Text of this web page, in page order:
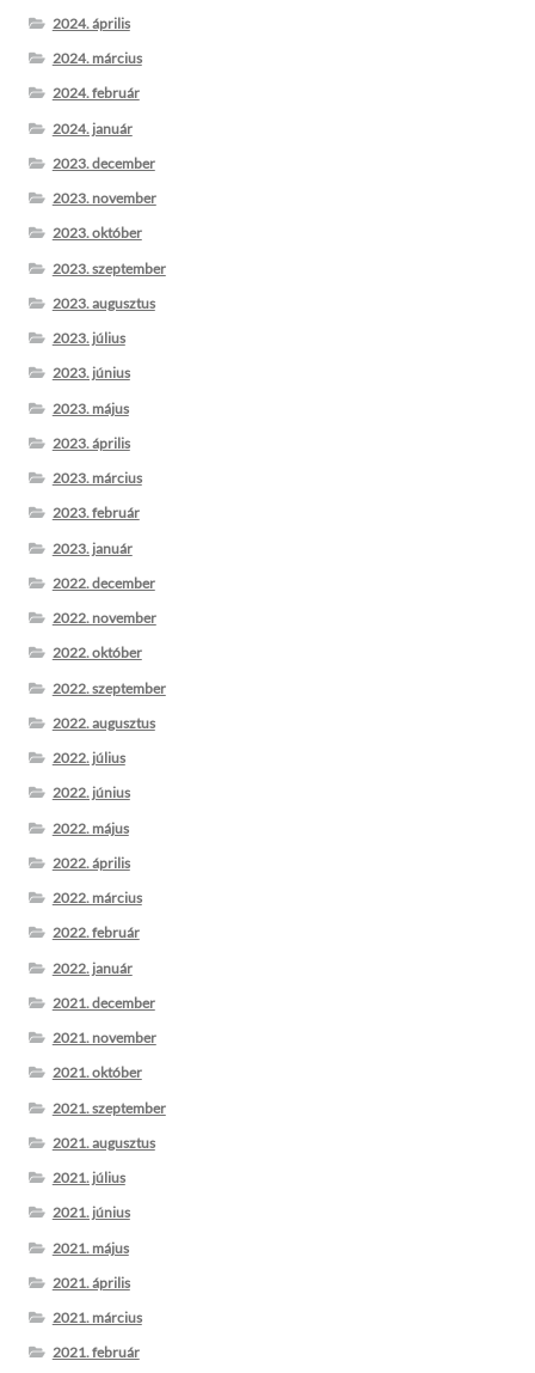
2024. április
2024. március
2024. február
2024. január
2023. december
2023. november
2023. október
2023. szeptember
2023. augusztus
2023. július
2023. június
2023. május
2023. április
2023. március
2023. február
2023. január
2022. december
2022. november
2022. október
2022. szeptember
2022. augusztus
2022. július
2022. június
2022. május
2022. április
2022. március
2022. február
2022. január
2021. december
2021. november
2021. október
2021. szeptember
2021. augusztus
2021. július
2021. június
2021. május
2021. április
2021. március
2021. február